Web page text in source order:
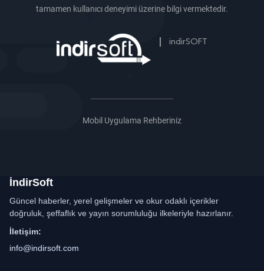
tamamen kullanıcı deneyimi üzerine bilgi vermektedir.
indirSOFT
Mobil Uygulama Rehberiniz
İndirSoft
Güncel haberler, yerel gelişmeler ve okur odaklı içerikler
doğruluk, şeffaflık ve yayın sorumluluğu ilkeleriyle hazırlanır.
İletişim:
info@indirsoft.com